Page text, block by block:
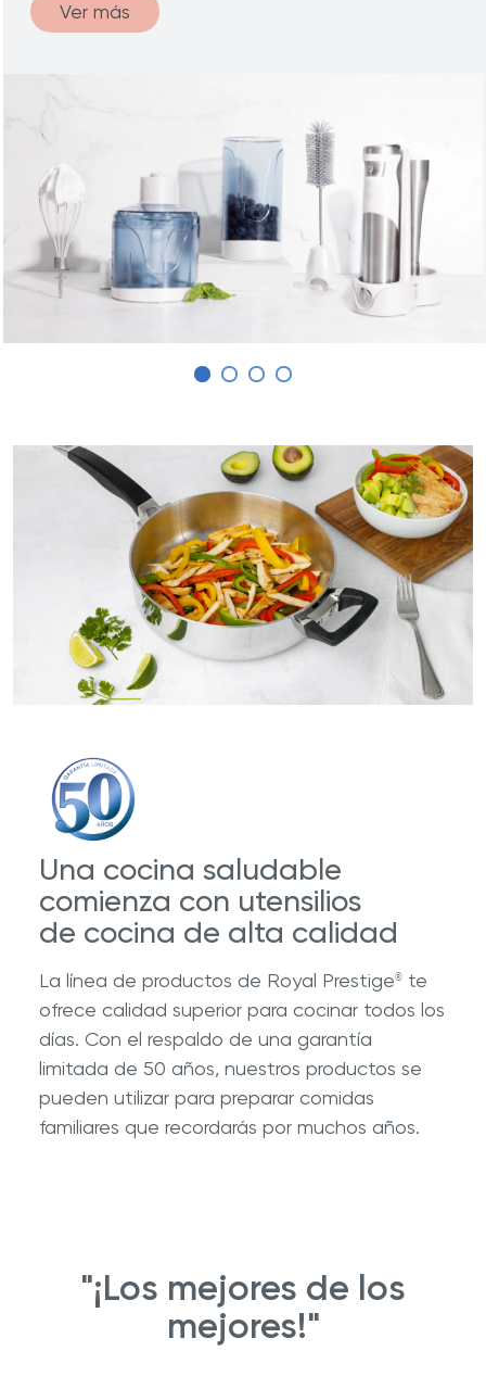
Ver más
Una cocina saludable
comienza con utensilios
de cocina de alta calidad
La línea de productos de Royal Prestige® te
ofrece calidad superior para cocinar todos los
días. Con el respaldo de una garantía
limitada de 50 años, nuestros productos se
pueden utilizar para preparar comidas
familiares que recordarás por muchos años.
"¡Los mejores de los
mejores!"